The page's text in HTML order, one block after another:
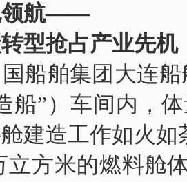
领航——
型抢占产业先机
舶集团大连船
船”）车间内，
建造工作如火如
米的燃料舱体